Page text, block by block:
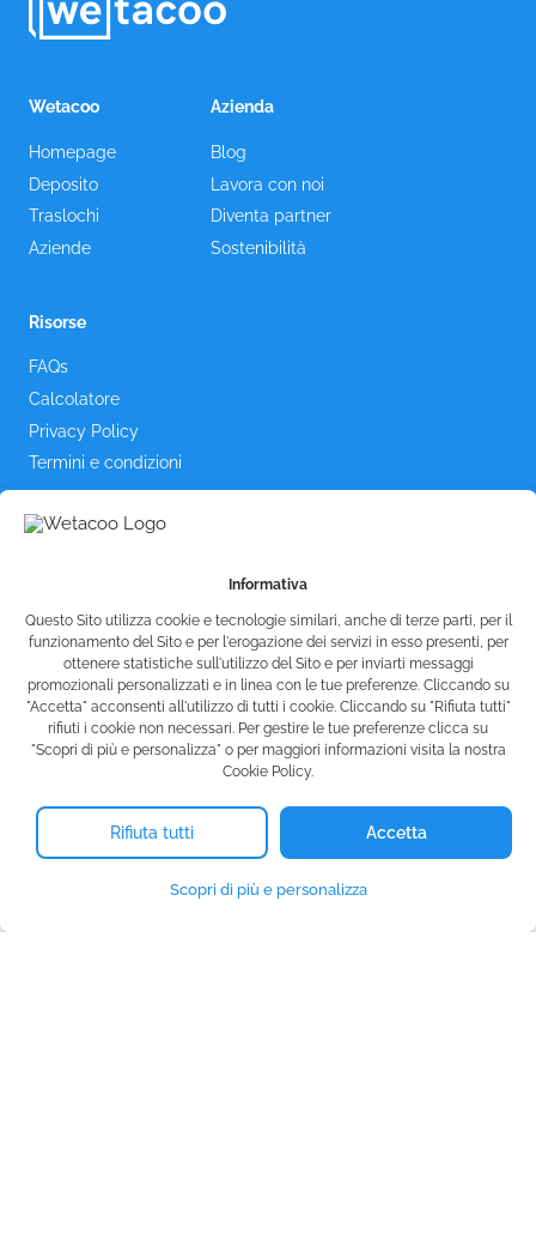
Informativa
Questo Sito utilizza cookie e tecnologie similari, anche di terze parti, per il
funzionamento del Sito e per l'erogazione dei servizi in esso presenti, per
ottenere statistiche sull'utilizzo del Sito e per inviarti messaggi
promozionali personalizzati e in linea con le tue preferenze. Cliccando su
"Accetta" acconsenti all'utilizzo di tutti i cookie. Cliccando su "Rifiuta tutti"
rifiuti i cookie non necessari. Per gestire le tue preferenze clicca su
"Scopri di più e personalizza" o per maggiori informazioni visita la nostra
Cookie Policy.
Rifiuta tutti Accetta
Scopri di più e personalizza
Wetacoo
Homepage
Deposito
Traslochi
Aziende
Azienda
Blog
Lavora con noi
Diventa partner
Sostenibilità
Risorse
FAQs
Calcolatore
Privacy Policy
Termini e condizioni
© Wetacoo SRL - P.IVA 15991751007